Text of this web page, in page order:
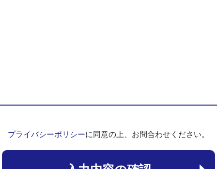
プライバシーポリシーに同意の上、お問合わせください。